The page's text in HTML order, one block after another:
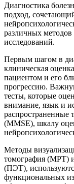
Диагностика
подход,
различных
исследований.
Первым шагом в
клиническая
пациентом и его
прогрессию.
тесты, которые
внимание, язык и
распространенные
(MMSE), шкалу
Методы
томография (МРТ)
(ПЭТ),
функциональных